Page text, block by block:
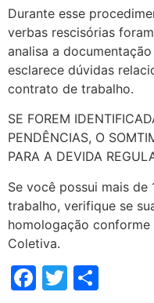
Durante esse
verbas rescisórias
analisa a
esclarece dúvidas
contrato de trabalho.
SE FOREM
PENDÊNCIAS, O
PARA A DEVIDA
Se você possui mais
trabalho, verifique se
homologação
Coletiva.
Facebook
Twitter